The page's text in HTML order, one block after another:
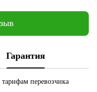
Гарантия
перевозчика